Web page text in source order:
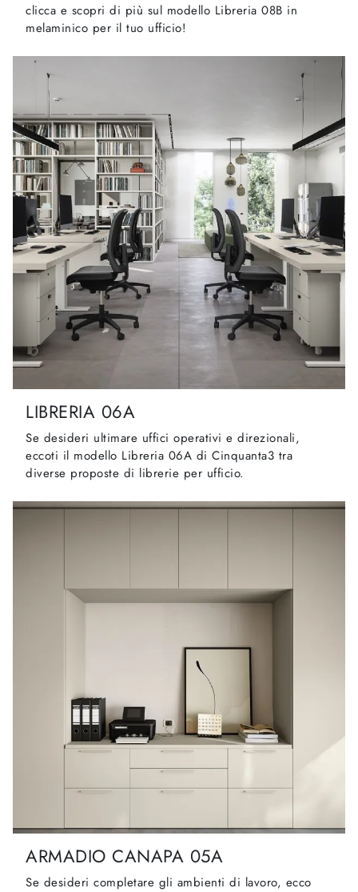
clicca e scopri di più sul modello Libreria 08B in
melaminico per il tuo ufficio!
LIBRERIA 06A
Se desideri ultimare uffici operativi e direzionali,
eccoti il modello Libreria 06A di Cinquanta3 tra
diverse proposte di librerie per ufficio.
ARMADIO CANAPA 05A
Se desideri completare gli ambienti di lavoro, ecco